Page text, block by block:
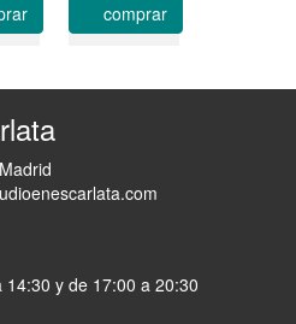
comprar
y de 17:00 a 20:30